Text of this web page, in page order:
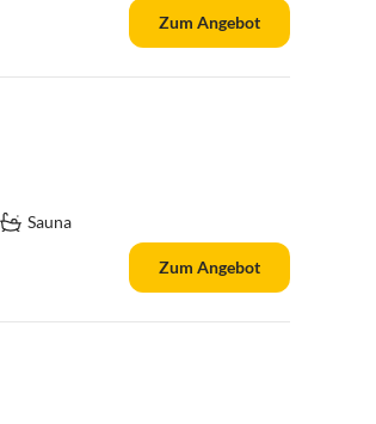
Zum Angebot
Sauna
Zum Angebot